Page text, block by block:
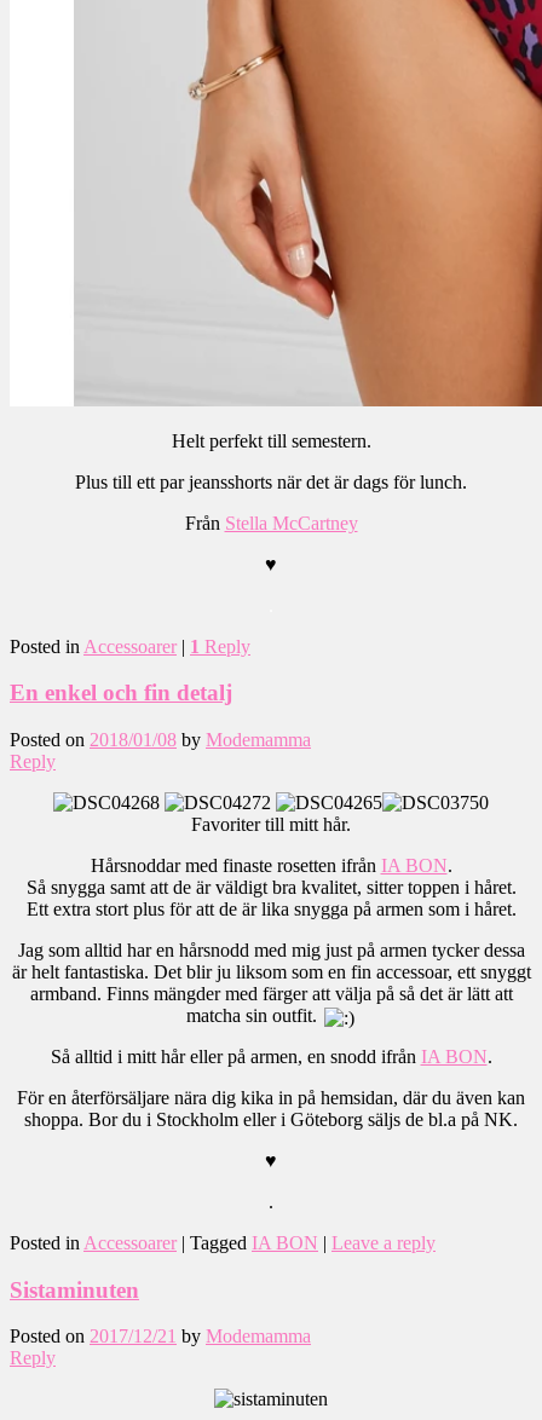
Helt perfekt till semestern.
Plus till ett par jeansshorts när det är dags för lunch.
Från Stella McCartney
♥
Posted in Accessoarer | 1 Reply
En enkel och fin detalj
Posted on 2018/01/08 by Modemamma
Reply
Favoriter till mitt hår.
Hårsnoddar med finaste rosetten ifrån IA BON.
Så snygga samt att de är väldigt bra kvalitet, sitter toppen i håret.
Ett extra stort plus för att de är lika snygga på armen som i håret.
Jag som alltid har en hårsnodd med mig just på armen tycker dessa
är helt fantastiska. Det blir ju liksom som en fin accessoar, ett snyggt
armband. Finns mängder med färger att välja på så det är lätt att
matcha sin outfit.
Så alltid i mitt hår eller på armen, en snodd ifrån IA BON.
För en återförsäljare nära dig kika in på hemsidan, där du även kan
shoppa. Bor du i Stockholm eller i Göteborg säljs de bl.a på NK.
♥
.
Posted in Accessoarer | Tagged IA BON | Leave a reply
Sistaminuten
Posted on 2017/12/21 by Modemamma
Reply